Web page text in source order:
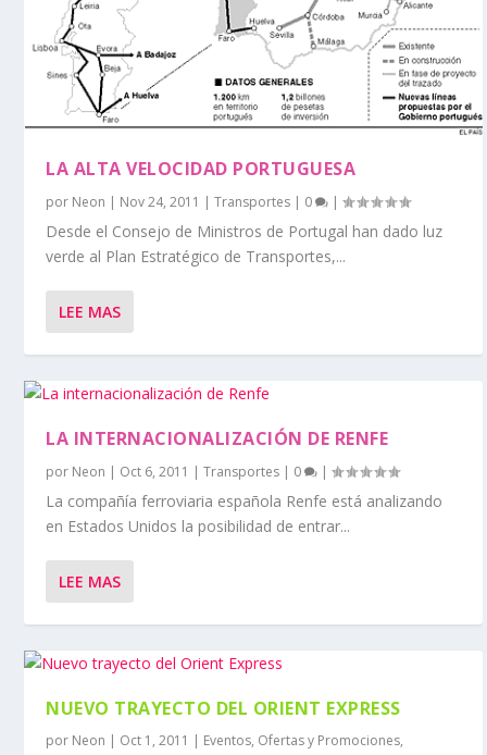
LA ALTA VELOCIDAD PORTUGUESA
por Neon | Nov 24, 2011 |Transportes | 0 |
Desde el Consejo de Ministros de Portugal han dado luz
verde al Plan Estratégico de Transportes,...
LEE MAS
LA INTERNACIONALIZACIÓN DE RENFE
por Neon | Oct 6, 2011 |Transportes | 0 |
La compañía ferroviaria española Renfe está analizando
en Estados Unidos la posibilidad de entrar...
LEE MAS
NUEVO TRAYECTO DEL ORIENT EXPRESS
por Neon | Oct 1, 2011 | Eventos, Ofertas y Promociones,